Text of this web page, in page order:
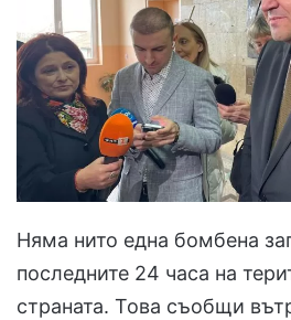
Няма нито една бомбена
последните 24 часа на
страната. Това съобщи